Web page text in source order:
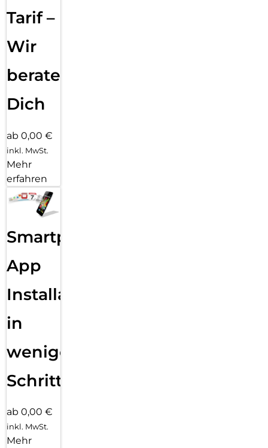
Tarif –
Wir
beraten
Dich
ab 0,00 €
inkl. MwSt.
Mehr
erfahren
Smartphone
App
Installation
in
wenigen
Schritten
ab 0,00 €
inkl. MwSt.
Mehr